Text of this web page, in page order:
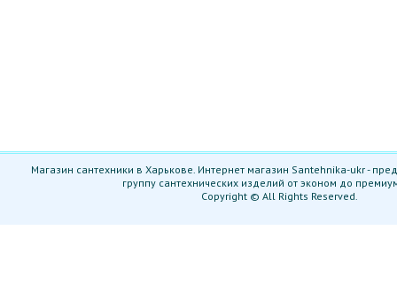
Магазин сантехники в Харькове. Интернет магазин Santehnika-ukr -
группу сантехнических изделий от эконом до
Copyright © All Rights Reserved.